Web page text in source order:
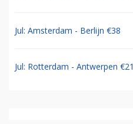
Jul: Amsterdam - Berlijn €38
Jul: Rotterdam - Antwerpen €21